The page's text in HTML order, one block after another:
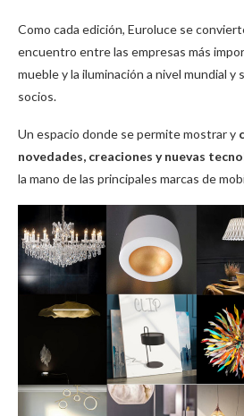
Como cada edición, Euroluce se
encuentro entre las empresas más
mueble y la iluminación a nivel mundial
socios.
Un espacio donde se permite mostrar y
novedades, creaciones y nuevas
la mano de las principales marcas de